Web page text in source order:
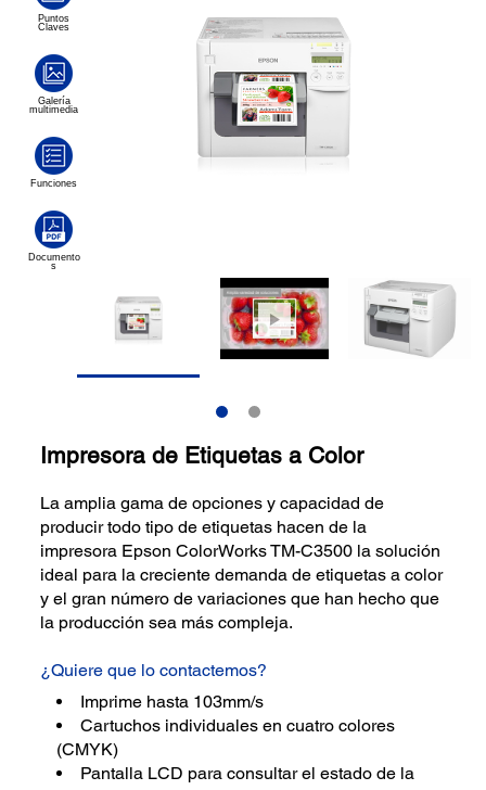
Impresora de Etiquetas a Color
La amplia gama de opciones y capacidad de
producir todo tipo de etiquetas hacen de la
impresora Epson ColorWorks TM-C3500 la solución
ideal para la creciente demanda de etiquetas a color
y el gran número de variaciones que han hecho que
la producción sea más compleja.
¿Quiere que lo contactemos?
Imprime hasta 103mm/s
Cartuchos individuales en cuatro colores
(CMYK)
Pantalla LCD para consultar el estado de la